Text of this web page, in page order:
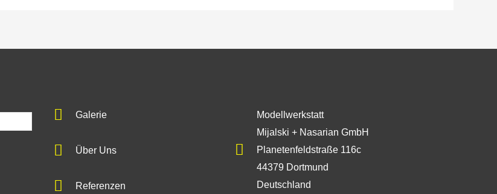
Galerie
Über Uns
Referenzen
Modellwerkstatt
Mijalski + Nasarian GmbH
Planetenfeldstraße 116c
44379 Dortmund
Deutschland